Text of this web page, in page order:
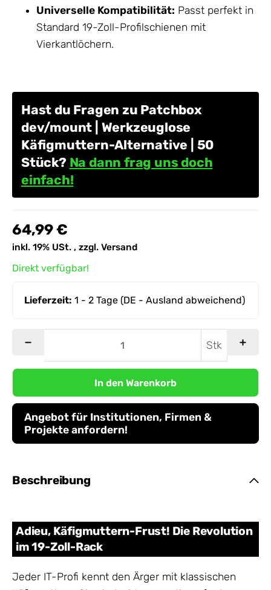
Universelle Kompatibilität: Passt perfekt in
Standard 19-Zoll-Profilschienen mit
Vierkantlöchern.
Hast du Fragen zu Patchbox
dev/mount | Werkzeuglose
Käfigmuttern-Alternative | 50
Stück? Na dann frag uns doch
einfach!
64,99 €
inkl. 19% USt. , zzgl. Versand
Direkt verfügbar!
Lieferzeit:1 - 2 Tage (DE - Ausland abweichend)
Stk
In den Warenkorb
Angebot für Institutionen, Firmen &
Projekte anfordern!
Beschreibung
Adieu, Käfigmuttern-Frust! Die Revolution
im 19-Zoll-Rack
Jeder IT-Profi kennt den Ärger mit klassischen